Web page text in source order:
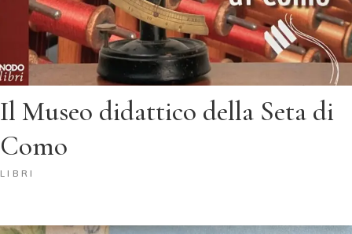
Il Museo didattico della Seta di
Como
LIBRI